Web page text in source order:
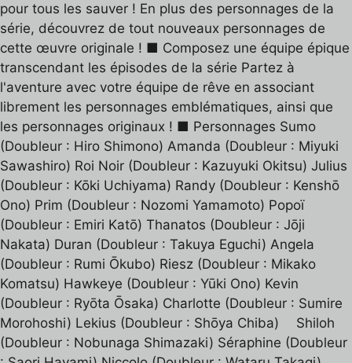
pour tous les sauver ! En plus des personnages de la
série, découvrez de tout nouveaux personnages de
cette œuvre originale ! ■ Composez une équipe épique
transcendant les épisodes de la série Partez à
l'aventure avec votre équipe de rêve en associant
librement les personnages emblématiques, ainsi que
les personnages originaux ! ■ Personnages Sumo
(Doubleur : Hiro Shimono) Amanda (Doubleur : Miyuki
Sawashiro) Roi Noir (Doubleur : Kazuyuki Okitsu) Julius
(Doubleur : Kōki Uchiyama) Randy (Doubleur : Kenshō
Ono) Prim (Doubleur : Nozomi Yamamoto) Popoï
(Doubleur : Emiri Katō) Thanatos (Doubleur : Jōji
Nakata) Duran (Doubleur : Takuya Eguchi) Angela
(Doubleur : Rumi Ōkubo) Riesz (Doubleur : Mikako
Komatsu) Hawkeye (Doubleur : Yūki Ono) Kevin
(Doubleur : Ryōta Ōsaka) Charlotte (Doubleur : Sumire
Morohoshi) Lekius (Doubleur : Shōya Chiba) Shiloh
(Doubleur : Nobunaga Shimazaki) Séraphine (Doubleur